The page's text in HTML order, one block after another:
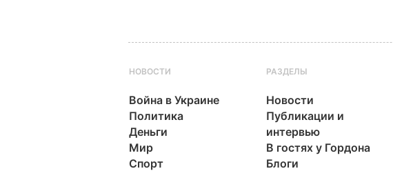
НОВОСТИ
Война в Украине
Политика
Деньги
Мир
Спорт
РАЗДЕЛЫ
Новости
Публикации и
интервью
В гостях у Гордона
Блоги